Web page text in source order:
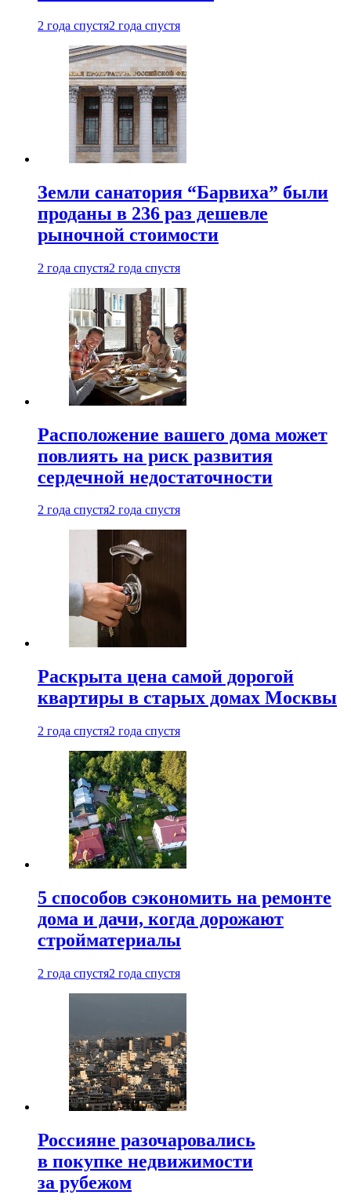
2 года спустя2 года спустя
Земли санатория “Барвиха” были
проданы в 236 раз дешевле
рыночной стоимости
2 года спустя2 года спустя
Расположение вашего дома может
повлиять на риск развития
сердечной недостаточности
2 года спустя2 года спустя
Раскрыта цена самой дорогой
квартиры в старых домах Москвы
2 года спустя2 года спустя
5 способов сэкономить на ремонте
дома и дачи, когда дорожают
стройматериалы
2 года спустя2 года спустя
Россияне разочаровались
в покупке недвижимости
за рубежом